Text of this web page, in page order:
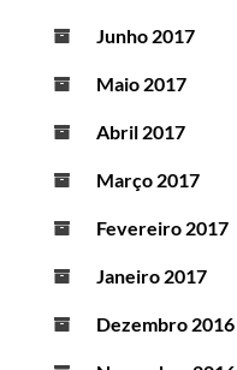
Junho 2017
Maio 2017
Abril 2017
Março 2017
Fevereiro 2017
Janeiro 2017
Dezembro 2016